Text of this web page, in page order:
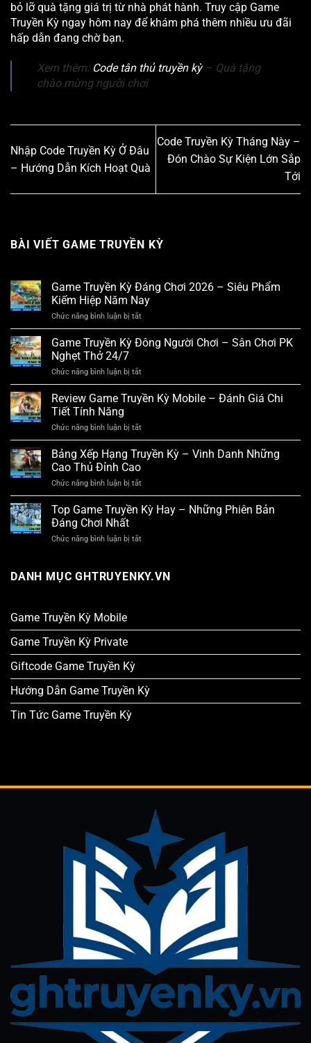
bỏ lỡ quà tặng giá trị từ nhà phát hành. Truy cập Game
Truyền Kỳ ngay hôm nay để khám phá thêm nhiều ưu đãi
hấp dẫn đang chờ bạn.
Xem thêm: Code tân thủ truyền kỳ– Quà tặng
chào mừng người chơi
Nhập Code Truyền Kỳ Ở Đâu
– Hướng Dẫn Kích Hoạt Quà
Code Truyền Kỳ Tháng Này –
Đón Chào Sự Kiện Lớn Sắp
Tới
BÀI VIẾT GAME TRUYỀN KỲ
Game Truyền Kỳ Đáng Chơi 2026 – Siêu Phẩm
Kiếm Hiệp Năm Nay
Chức năng bình luận bị tắt
Game
Truyền
Kỳ
Siêu
Năm
Nay
Game Truyền Kỳ Đông Người Chơi – Sân Chơi PK
Nghẹt Thở 24/7
Chức năng bình luận bị tắt
Game
Truyền
Kỳ
Sân
Thở
24/7
Review Game Truyền Kỳ Mobile – Đánh Giá Chi
Tiết Tính Năng
Chức năng bình luận bị tắt
Review
Game
Truyền
Giá
Bảng Xếp Hạng Truyền Kỳ – Vinh Danh Những
Cao Thủ Đỉnh Cao
Chức năng bình luận bị tắt
Bảng
Xếp
Hạng
Những
Top Game Truyền Kỳ Hay – Những Phiên Bản
Đáng Chơi Nhất
Chức năng bình luận bị tắt
Truyền
Kỳ
Bản
Chơi
DANH MỤC GHTRUYENKY.VN
Game Truyền Kỳ Mobile
Game Truyền Kỳ Private
Giftcode Game Truyền Kỳ
Hướng Dẫn Game Truyền Kỳ
Tin Tức Game Truyền Kỳ